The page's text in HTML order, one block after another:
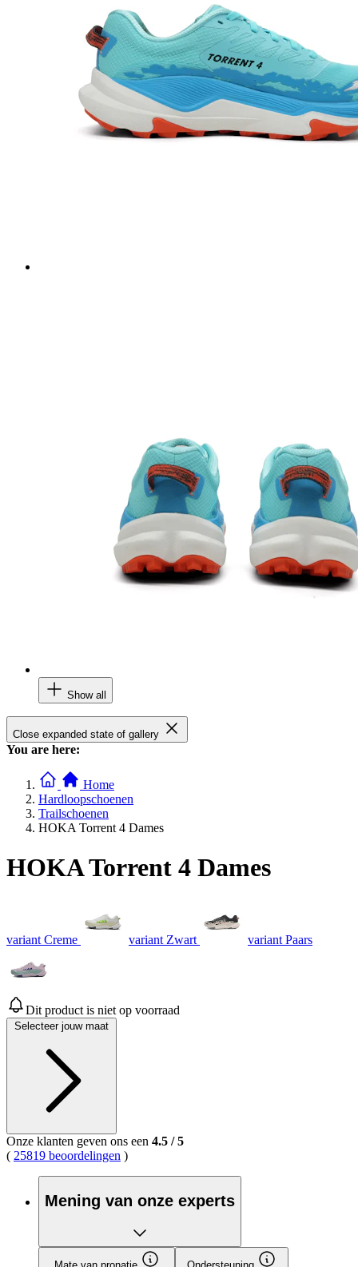
Show all
Close expanded state of gallery
You are here:
Home
Hardloopschoenen
Trailschoenen
HOKA Torrent 4 Dames
HOKA Torrent 4 Dames
variant Creme variant Zwart variant Paars
Dit product is niet op voorraad
Selecteer jouw maat
Onze klanten geven ons een 4.5 /5
( 25819 beoordelingen )
Mening van onze experts